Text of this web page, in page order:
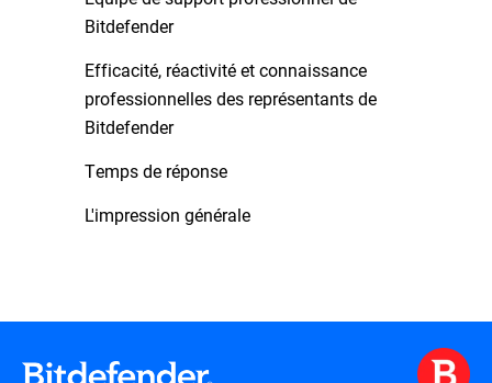
Bitdefender
Efficacité, réactivité et connaissance
professionnelles des représentants de
Bitdefender
Temps de réponse
L'impression générale